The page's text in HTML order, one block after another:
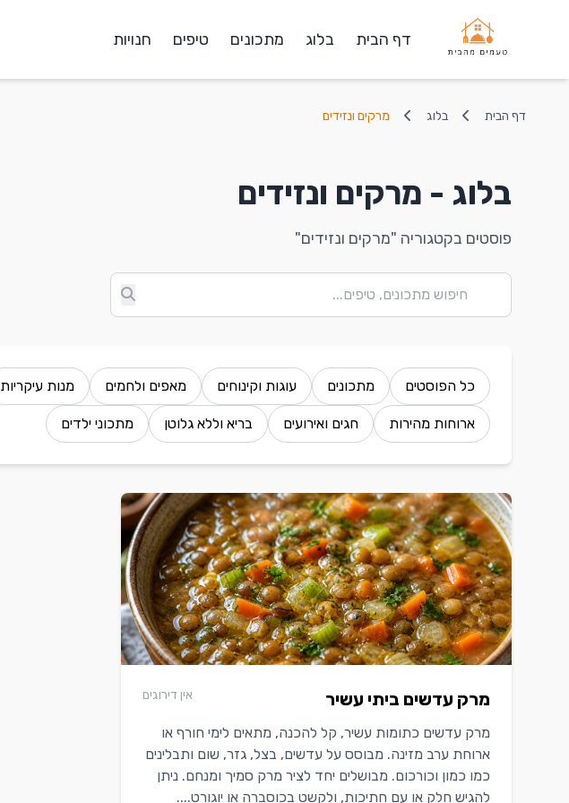
דף הבית בלוג מתכונים טיפים חנויות
דף הבית בלוג מרקים ונזידים
בלוג - מרקים ונזידים
פוסטים בקטגוריה "מרקים ונזידים"
כל הפוסטים מתכונים עוגות וקינוחים מאפים ולחמים מנות עיקריות
ארוחות מהירות חגים ואירועים בריא וללא גלוטן מתכוני ילדים
מרק עדשים ביתי עשיר אין דירוגים
מרק עדשים כתומות עשיר, קל להכנה, מתאים לימי חורף או
ארוחת ערב מזינה. מבוסס על עדשים, בצל, גזר, שום ותבלינים
כמו כמון וכורכום. מבושלים יחד לציר מרק סמיך ומנחם. ניתן
להגיש חלק או עם חתיכות, ולקשט בכוסברה או יוגורט....